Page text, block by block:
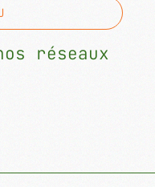
réseaux